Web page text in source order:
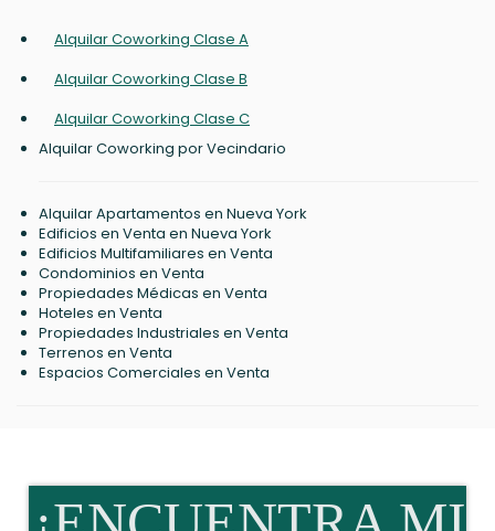
Alquilar Coworking Clase A
Alquilar Coworking Clase B
Alquilar Coworking Clase C
Alquilar Coworking por Vecindario
Alquilar Apartamentos en Nueva York
Edificios en Venta en Nueva York
Edificios Multifamiliares en Venta
Condominios en Venta
Propiedades Médicas en Venta
Hoteles en Venta
Propiedades Industriales en Venta
Terrenos en Venta
Espacios Comerciales en Venta